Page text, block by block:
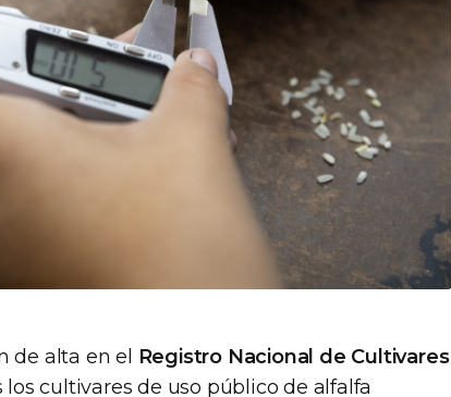
de alta en el Registro Nacional de Cultivares
cultivares de uso público de alfalfa